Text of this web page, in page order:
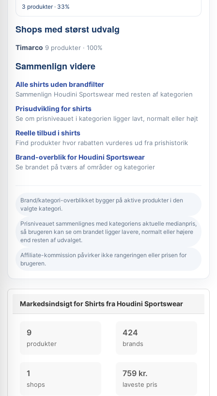
3 produkter · 33%
Shops med størst udvalg
Timarco 9 produkter · 100%
Sammenlign videre
Alle shirts uden brandfilter
Sammenlign Houdini Sportswear med resten af kategorien
Prisudvikling for shirts
Se om prisniveauet i kategorien ligger lavt, normalt eller højt
Reelle tilbud i shirts
Find produkter hvor rabatten vurderes ud fra prishistorik
Brand-overblik for Houdini Sportswear
Se brandet på tværs af områder og kategorier
Brand/kategori-overblikket bygger på aktive produkter i den
valgte kategori.
Prisniveauet sammenlignes med kategoriens aktuelle medianpris,
så brugeren kan se om brandet ligger lavere, normalt eller højere
end resten af udvalget.
Affiliate-kommission påvirker ikke rangeringen eller prisen for
brugeren.
Markedsindsigt for Shirts fra Houdini Sportswear
9
produkter
424
brands
1
shops
759 kr.
laveste pris